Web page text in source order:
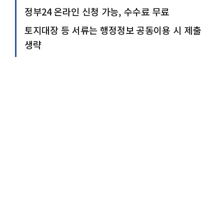
정부24 온라인 신청 가능, 수수료 무료
토지대장 등 서류는 행정정보 공동이용 시 제출
생략